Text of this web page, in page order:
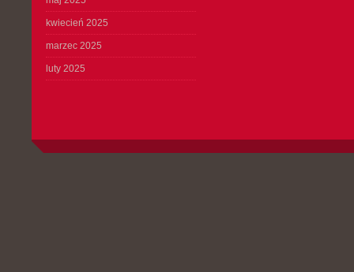
kwiecień 2025
marzec 2025
luty 2025